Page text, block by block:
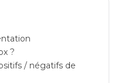
?
/ négatifs de